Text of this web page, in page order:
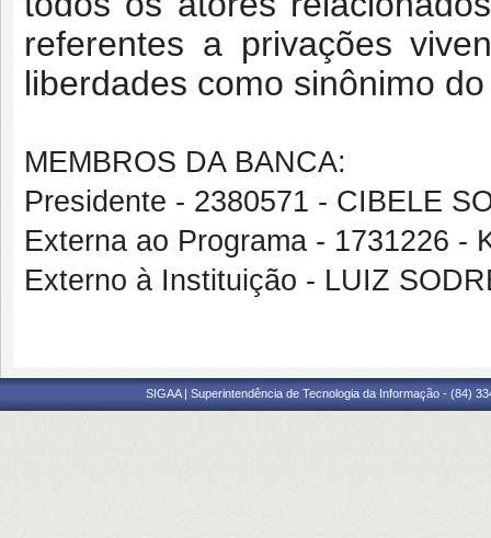
referentes a privações
liberdades como sinônimo
MEMBROS DA BANCA:
Presidente - 2380571 - CIBELE
Externa ao Programa - 1731226 -
Externo à Instituição - LUIZ
SIGAA | Superintendência de Tecnologia da Informação - (84)